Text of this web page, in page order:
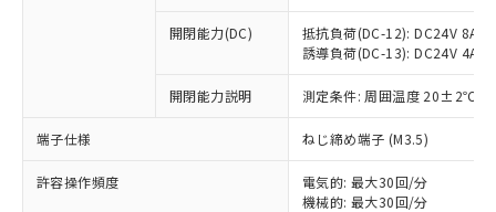
開閉能力(DC)
抵抗負荷(DC-12): DC24V 8A/
誘導負荷(DC-13): DC24V 4A/
開閉能力説明 測定条件: 周囲温度 20±2℃、
端子仕様 ねじ締め端子 (M3.5)
許容操作頻度
電気的: 最大30回/分
機械的: 最大30回/分
ご利用条件
※1 対応状況
対応済み：EU RoHS指令（10物質）の
非含有に対応した製品が提供可能な商品で
す。
対応予定：EU RoHS指令（10物質）の非含
有に対応した製品に切り替える予定のある